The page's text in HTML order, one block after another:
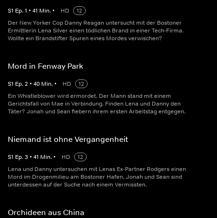
S1 Ep.1 • 41 Min. • HD
12
Der New Yorker Cop Danny Reagan untersucht mit der Bostoner
Ermittlerin Lena Silver einen tödlichen Brand in einer Tech-Firma.
Wollte ein Brandstifter Spuren eines Mordes verwischen?
Mord in Fenway Park
S1 Ep.2 • 40 Min. • HD
12
Ein Whistleblower wird ermordet. Der Mann stand mit einem
Gerichtsfall von Mae in Verbindung. Finden Lena und Danny den
Täter? Jonah und Sean fiebern ihrem ersten Arbeitstag entgegen.
Niemand ist ohne Vergangenheit
S1 Ep.3 • 41 Min. • HD
12
Lena und Danny untersuchen mit Lenas Ex-Partner Rodgers einen
Mord im Drogenmilieu am Bostoner Hafen. Jonah und Sean sind
unterdessen auf der Suche nach einem Vermissten.
Orchideen aus China